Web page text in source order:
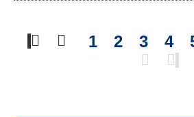
1 2 3 4